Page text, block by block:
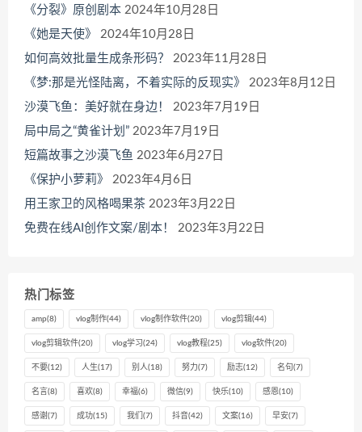
《分裂》原创剧本 2024年10月28日
《她是天使》
2024年10月28日
如何高效批量生成条形码？
2023年11月28日
《梦:那是光怪陆离，不着实际的反现实》
2023年8月12日
沙漠飞鱼：美好就在身边！
2023年7月19日
局中局之“黄雀计划” 2023年7月19日
短篇故事之沙漠飞鱼 2023年6月27日
《保护小萝莉》
2023年4月6日
用王家卫的风格喝果茶 2023年3月22日
免费在线AI创作文案/剧本！
2023年3月22日
热门标签
amp(8) vlog制作(44) vlog制作软件(20) vlog剪辑(44)
vlog剪辑软件(20) vlog学习(24) vlog教程(25) vlog软件(20)
不要(12) 人生(17) 别人(18) 努力(7) 励志(12) 名句(7)
名言 (8) 喜欢(8) 幸福(6) 微信(9) 快乐(10) 感恩(10)
感谢(7) 成功(15) 我们 (7) 抖音(42) 文案(16) 早安(7)